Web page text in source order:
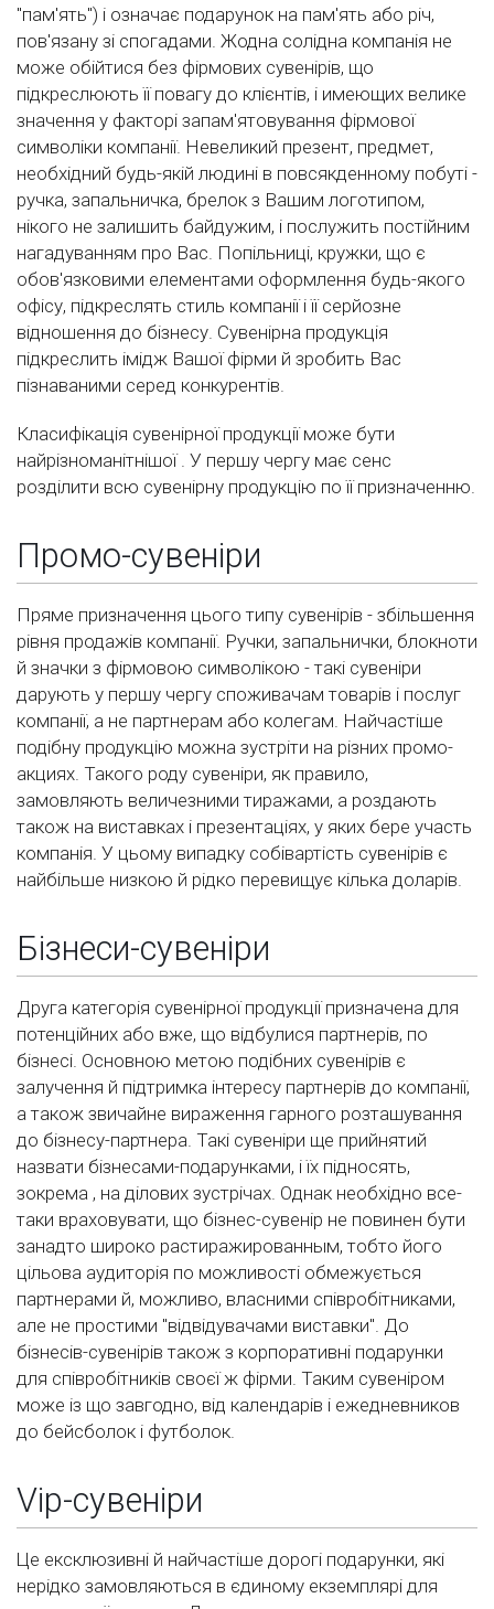
"пам'ять") і означає подарунок на пам'ять або річ,
пов'язану зі спогадами. Жодна солідна компанія не
може обійтися без фірмових сувенірів, що
підкреслюють її повагу до клієнтів, і имеющих велике
значення у факторі запам'ятовування фірмової
символіки компанії. Невеликий презент, предмет,
необхідний будь-якій людині в повсякденному побуті -
ручка, запальничка, брелок з Вашим логотипом,
нікого не залишить байдужим, і послужить постійним
нагадуванням про Вас. Попільниці, кружки, що є
обов'язковими елементами оформлення будь-якого
офісу, підкреслять стиль компанії і її серйозне
відношення до бізнесу. Сувенірна продукція
підкреслить імідж Вашої фірми й зробить Вас
пізнаваними серед конкурентів.
Класифікація сувенірної продукції може бути
найрізноманітнішої . У першу чергу має сенс
розділити всю сувенірну продукцію по її призначенню.
Промо-сувеніри
Пряме призначення цього типу сувенірів - збільшення
рівня продажів компанії. Ручки, запальнички, блокноти
й значки з фірмовою символікою - такі сувеніри
дарують у першу чергу споживачам товарів і послуг
компанії, а не партнерам або колегам. Найчастіше
подібну продукцію можна зустріти на різних промо-
акциях. Такого роду сувеніри, як правило,
замовляють величезними тиражами, а роздають
також на виставках і презентаціях, у яких бере участь
компанія. У цьому випадку собівартість сувенірів є
найбільше низкою й рідко перевищує кілька доларів.
Бізнеси-сувеніри
Друга категорія сувенірної продукції призначена для
потенційних або вже, що відбулися партнерів, по
бізнесі. Основною метою подібних сувенірів є
залучення й підтримка інтересу партнерів до компанії,
а також звичайне вираження гарного розташування
до бізнесу-партнера. Такі сувеніри ще прийнятий
назвати бізнесами-подарунками, і їх підносять,
зокрема , на ділових зустрічах. Однак необхідно все-
таки враховувати, що бізнес-сувенір не повинен бути
занадто широко растиражированным, тобто його
цільова аудиторія по можливості обмежується
партнерами й, можливо, власними співробітниками,
але не простими "відвідувачами виставки". До
бізнесів-сувенірів також з корпоративні подарунки
для співробітників своєї ж фірми. Таким сувеніром
може із що завгодно, від календарів і ежедневников
до бейсболок і футболок.
Vір-сувеніри
Це ексклюзивні й найчастіше дорогі подарунки, які
нерідко замовляються в єдиному екземплярі для